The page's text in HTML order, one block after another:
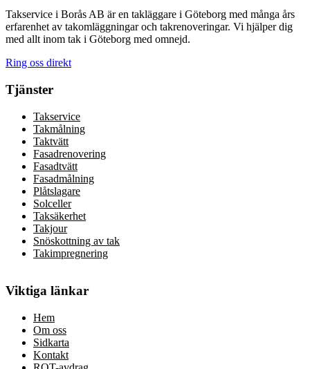
Takservice i Borås AB är en takläggare i Göteborg med många års
erfarenhet av takomläggningar och takrenoveringar. Vi hjälper dig
med allt inom tak i Göteborg med omnejd.
Ring oss direkt
Tjänster
Takservice
Takmålning
Taktvätt
Fasadrenovering
Fasadtvätt
Fasadmålning
Plåtslagare
Solceller
Taksäkerhet
Takjour
Snöskottning av tak
Takimpregnering
Viktiga länkar
Hem
Om oss
Sidkarta
Kontakt